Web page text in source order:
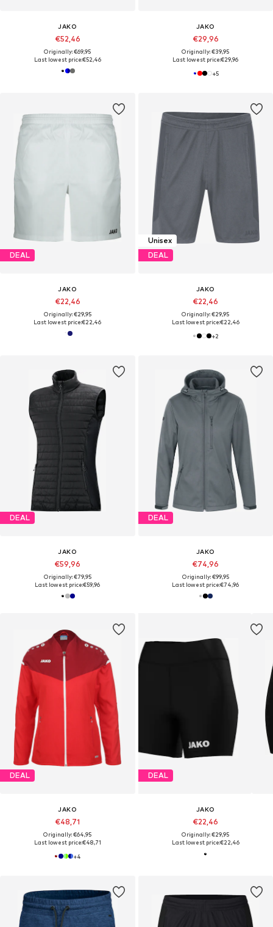
JAKO
€52,46
Originally: €69,95
Last lowest price:€52,46
JAKO
€29,96
Originally: €39,95
Last lowest price:€29,96
+5
DEAL
JAKO
€22,46
Originally: €29,95
Last lowest price:€22,46
Unisex
DEAL
JAKO
€22,46
Originally: €29,95
Last lowest price:€22,46
+2
DEAL
JAKO
€59,96
Originally: €79,95
Last lowest price:€59,96
DEAL
JAKO
€74,96
Originally: €99,95
Last lowest price:€74,96
DEAL
JAKO
€48,71
Originally: €64,95
Last lowest price:€48,71
+4
DEAL
JAKO
€22,46
Originally: €29,95
Last lowest price:€22,46